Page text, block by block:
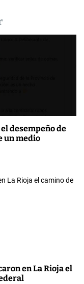
desempeño de
un medio
en La Rioja el